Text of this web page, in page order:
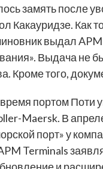
замять после
Какауридзе. Как
выдал
Выдача не
Кроме того,
портом Поти
Maersk. В
порт» у
Terminals